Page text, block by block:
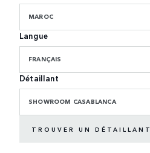
MAROC
Langue
FRANÇAIS
Détaillant
SHOWROOM CASABLANCA
TROUVER UN DÉTAILLANT